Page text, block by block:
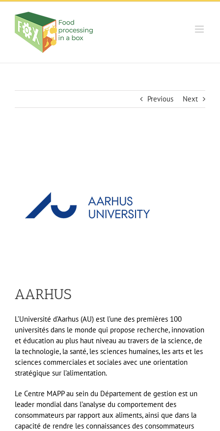
Skip
content
Previous Next
AARHUS
L’Université d’Aarhus (AU) est l’une des premières 100
universités dans le monde qui propose recherche, innovation
et éducation au plus haut niveau au travers de la science, de
la technologie, la santé, les sciences humaines, les arts et les
sciences commerciales et sociales avec une orientation
stratégique sur l’alimentation.
Le Centre MAPP au sein du Département de gestion est un
leader mondial dans l’analyse du comportement des
consommateurs par rapport aux aliments, ainsi que dans la
capacité de rendre les connaissances des consommateurs